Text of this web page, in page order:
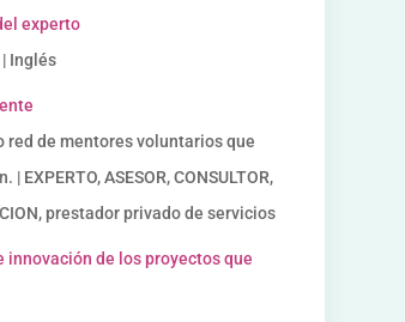
experto
Inglés
red de mentores voluntarios que
| EXPERTO, ASESOR, CONSULTOR,
prestador privado de servicios
innovación de los proyectos que